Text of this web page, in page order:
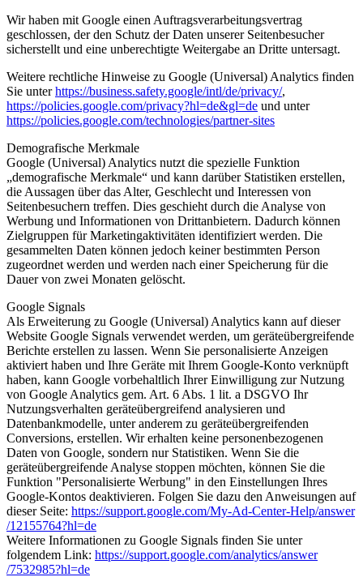
Wir haben mit Google einen Auftragsverarbeitungsvertrag
geschlossen, der den Schutz der Daten unserer Seitenbesucher
sicherstellt und eine unberechtigte Weitergabe an Dritte untersagt.
Weitere rechtliche Hinweise zu Google (Universal) Analytics finden
Sie unterhttps://business.safety.google/intl/de/privacy/,
https://policies.google.com/privacy?hl=de&gl=de und unter
https://policies.google.com/technologies/partner-sites
Demografische Merkmale
Google (Universal) Analytics nutzt die spezielle Funktion
„demografische Merkmale“ und kann darüber Statistiken erstellen,
die Aussagen über das Alter, Geschlecht und Interessen von
Seitenbesuchern treffen. Dies geschieht durch die Analyse von
Werbung und Informationen von Drittanbietern. Dadurch können
Zielgruppen für Marketingaktivitäten identifiziert werden. Die
gesammelten Daten können jedoch keiner bestimmten Person
zugeordnet werden und werden nach einer Speicherung für die
Dauer von zwei Monaten gelöscht.
Google Signals
Als Erweiterung zu Google (Universal) Analytics kann auf dieser
Website Google Signals verwendet werden, um geräteübergreifende
Berichte erstellen zu lassen. Wenn Sie personalisierte Anzeigen
aktiviert haben und Ihre Geräte mit Ihrem Google-Konto verknüpft
haben, kann Google vorbehaltlich Ihrer Einwilligung zur Nutzung
von Google Analytics gem. Art. 6 Abs. 1 lit. a DSGVO Ihr
Nutzungsverhalten geräteübergreifend analysieren und
Datenbankmodelle, unter anderem zu geräteübergreifenden
Conversions, erstellen. Wir erhalten keine personenbezogenen
Daten von Google, sondern nur Statistiken. Wenn Sie die
geräteübergreifende Analyse stoppen möchten, können Sie die
Funktion "Personalisierte Werbung" in den Einstellungen Ihres
Google-Kontos deaktivieren. Folgen Sie dazu den Anweisungen auf
dieser Seite: https://support.google.com/My-Ad-Center-Help/answer
/12155764?hl=de
Weitere Informationen zu Google Signals finden Sie unter
folgendem Link: https://support.google.com/analytics/answer
/7532985?hl=de